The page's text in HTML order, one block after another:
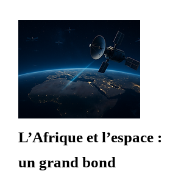
L’Afrique et l’espace :
un grand bond